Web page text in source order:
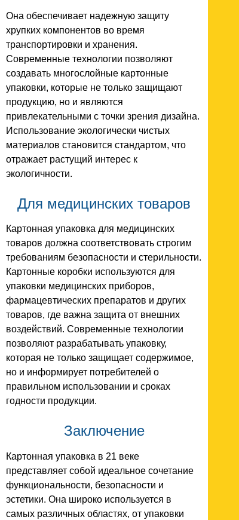
Она обеспечивает надежную защиту
хрупких компонентов во время
транспортировки и хранения.
Современные технологии позволяют
создавать многослойные картонные
упаковки, которые не только защищают
продукцию, но и являются
привлекательными с точки зрения дизайна.
Использование экологически чистых
материалов становится стандартом, что
отражает растущий интерес к
экологичности.
Для медицинских товаров
Картонная упаковка для медицинских
товаров должна соответствовать строгим
требованиям безопасности и стерильности.
Картонные коробки используются для
упаковки медицинских приборов,
фармацевтических препаратов и других
товаров, где важна защита от внешних
воздействий. Современные технологии
позволяют разрабатывать упаковку,
которая не только защищает содержимое,
но и информирует потребителей о
правильном использовании и сроках
годности продукции.
Заключение
Картонная упаковка в 21 веке
представляет собой идеальное сочетание
функциональности, безопасности и
эстетики. Она широко используется в
самых различных областях, от упаковки